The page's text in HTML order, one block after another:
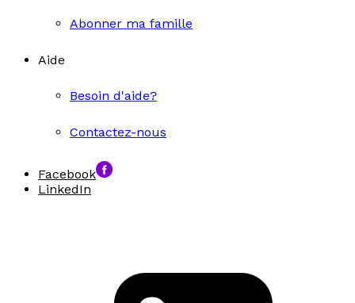
Abonner ma famille
Aide
Besoin d'aide?
Contactez-nous
Facebook
LinkedIn